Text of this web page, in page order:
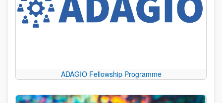
ADAGIO Fellowship Programme